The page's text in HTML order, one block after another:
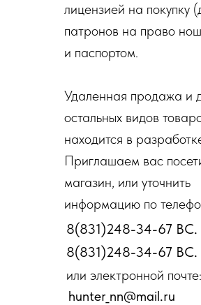
лицензией на покупку
патронов на право
и паспортом.
Удаленная продажа и
остальных видов
находится в
Приглашаем вас
магазин, или уточнить
информацию по
8(831)248-34-67 ВС.
8(831)248-34-67 ВС.
или электронной почте:
hunter_nn@mail.ru